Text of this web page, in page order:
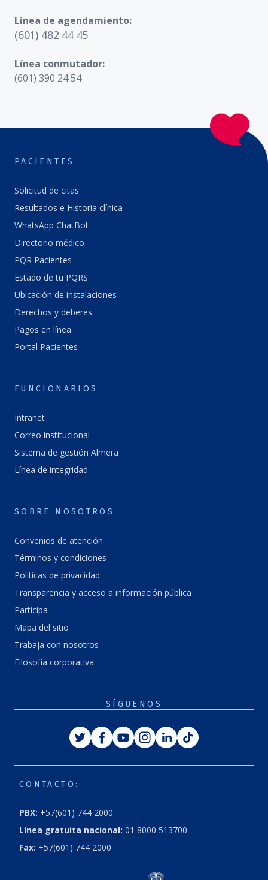
Línea de agendamiento:
(601) 482 44 45
Línea conmutador:
(601) 390 24 54
PACIENTES
Solicitud de citas
Resultados e Historia clínica
WhatsApp ChatBot
Directorio médico
PQR Pacientes
Estado de tu PQRS
Ubicación de instalaciones
Derechos y deberes
Pagos en línea
Portal Pacientes
FUNCIONARIOS
Intranet
Correo institucional
Sistema de gestión Almera
Línea de integridad
SOBRE NOSOTROS
Convenios de atención
Términos y condiciones
Politicas de privacidad
Transparencia y acceso a información pública
Participa
Mapa del sitio
Trabaja con nosotros
Filosofía corporativa
SÍGUENOS
TwitterFacebook
YoutubeInstagram
LinkedinTiktok
CONTACTO:
PBX: +57(601) 744 2000
Línea gratuita nacional: 01 8000 513700
Fax: +57(601) 744 2000